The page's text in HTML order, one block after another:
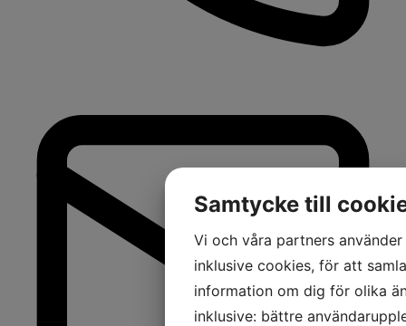
Samtycke till
Vi och våra partners
inklusive cookies, för att
information om dig för olika
inklusive: bättre